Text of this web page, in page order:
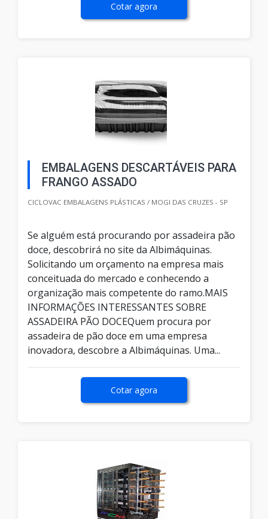
Cotar agora
EMBALAGENS DESCARTÁVEIS PARA
FRANGO ASSADO
CICLOVAC EMBALAGENS PLÁSTICAS / MOGI DAS CRUZES - SP
Se alguém está procurando por assadeira pão
doce, descobrirá no site da Albimáquinas.
Solicitando um orçamento na empresa mais
conceituada do mercado e conhecendo a
organização mais competente do ramo.MAIS
INFORMAÇÕES INTERESSANTES SOBRE
ASSADEIRA PÃO DOCEQuem procura por
assadeira de pão doce em uma empresa
inovadora, descobre a Albimáquinas. Uma...
Cotar agora